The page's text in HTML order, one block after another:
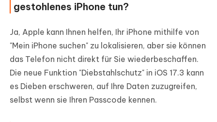
gestohlenes iPhone tun?
Ja, Apple kann Ihnen helfen, Ihr iPhone mithilfe von
"Mein iPhone suchen" zu lokalisieren, aber sie können
das Telefon nicht direkt für Sie wiederbeschaffen.
Die neue Funktion "Diebstahlschutz" in iOS 17.3 kann
es Dieben erschweren, auf Ihre Daten zuzugreifen,
selbst wenn sie Ihren Passcode kennen.